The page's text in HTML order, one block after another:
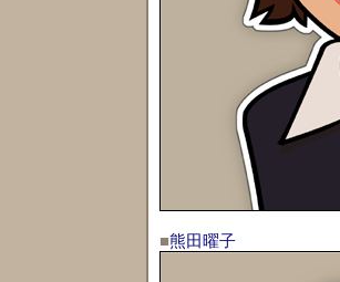
■熊田曜子